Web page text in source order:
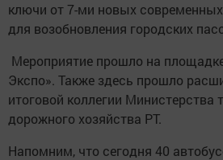
ключи от 7-ми новых
для возобновления городских
Мероприятие прошло на
Экспо». Также здесь прошло
итоговой коллегии Министерства
дорожного хозяйства РТ.
Напомним, что сегодня 40